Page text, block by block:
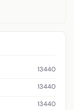
13440
13440
13440